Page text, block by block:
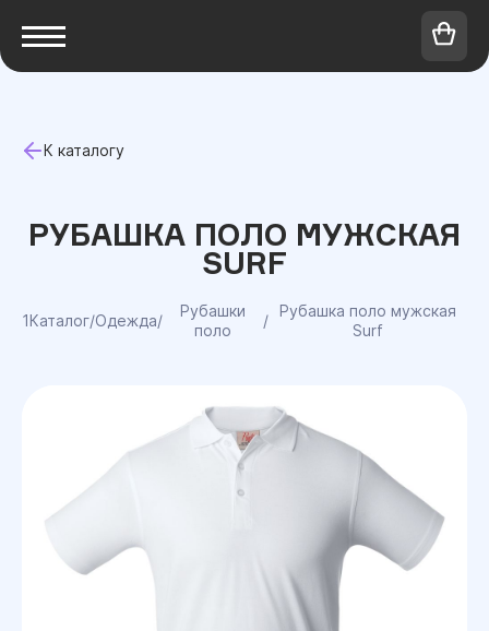
К каталогу
РУБАШКА ПОЛО МУЖСКАЯ
SURF
1Каталог/Одежда/
Рубашки
поло
/
Рубашка поло мужская
Surf